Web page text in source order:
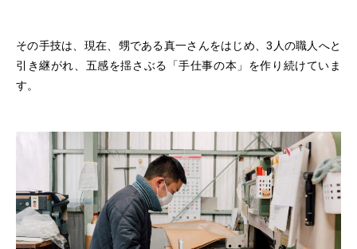
その手技は、現在、甥である真一さんをはじめ、3人の職人へと
引き継がれ、五感を揺さぶる「手仕事の本」を作り続けていま
す。